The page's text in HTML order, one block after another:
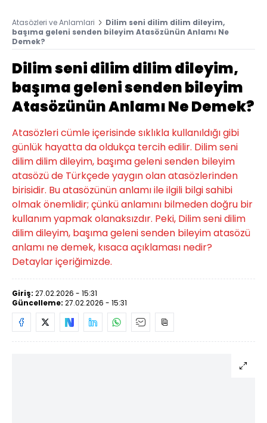
Atasözleri ve Anlamlari
Dilim seni dilim dilim dileyim,
başıma geleni senden bileyim Atasözünün Anlamı Ne
Demek?
Dilim seni dilim dilim dileyim,
başıma geleni senden bileyim
Atasözünün Anlamı Ne Demek?
Atasözleri cümle içerisinde sıklıkla kullanıldığı gibi
günlük hayatta da oldukça tercih edilir. Dilim seni
dilim dilim dileyim, başıma geleni senden bileyim
atasözü de Türkçede yaygın olan atasözlerinden
birisidir. Bu atasözünün anlamı ile ilgili bilgi sahibi
olmak önemlidir; çünkü anlamını bilmeden doğru bir
kullanım yapmak olanaksızdır. Peki, Dilim seni dilim
dilim dileyim, başıma geleni senden bileyim atasözü
anlamı ne demek, kısaca açıklaması nedir?
Detaylar içeriğimizde.
Giriş: 27.02.2026 - 15:31
Güncelleme: 27.02.2026 - 15:31